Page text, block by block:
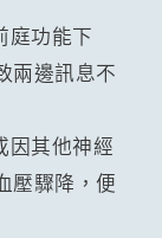
庭功能下
兩邊訊息不
因其他神經
壓驟降，便